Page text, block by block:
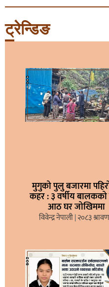
ट्रेन्डिङ
मुगुको पुलु बजारमा
कहर : ३ वर्षीय बालकको
आठ घर जोखिममा
विवेन्द्र नेपाली २०८३